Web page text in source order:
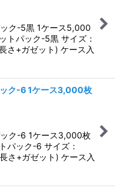
ク-5黒 1ケース5,000
トパック-5黒 サイズ：
さ+ガゼット) ケース入
ク-6 1ケース3,000枚
ク-6 1ケース3,000枚
パック-6 サイズ：
さ+ガゼット) ケース入